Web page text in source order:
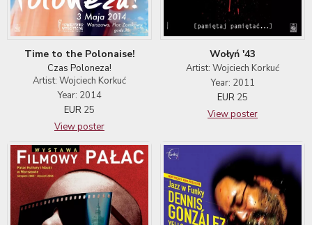
Time to the Polonaise!
Czas Poloneza!
Artist: Wojciech Korkuć
Year: 2014
EUR 25
View poster
Wołyń '43
Artist: Wojciech Korkuć
Year: 2011
EUR 25
View poster